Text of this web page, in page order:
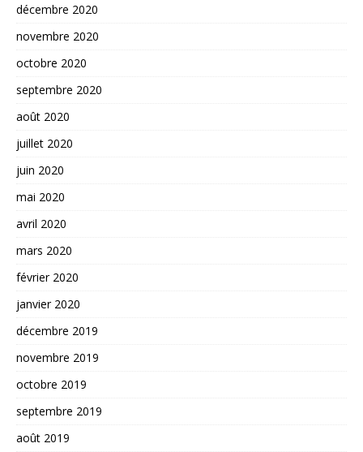
décembre 2020
novembre 2020
octobre 2020
septembre 2020
août 2020
juillet 2020
juin 2020
mai 2020
avril 2020
mars 2020
février 2020
janvier 2020
décembre 2019
novembre 2019
octobre 2019
septembre 2019
août 2019